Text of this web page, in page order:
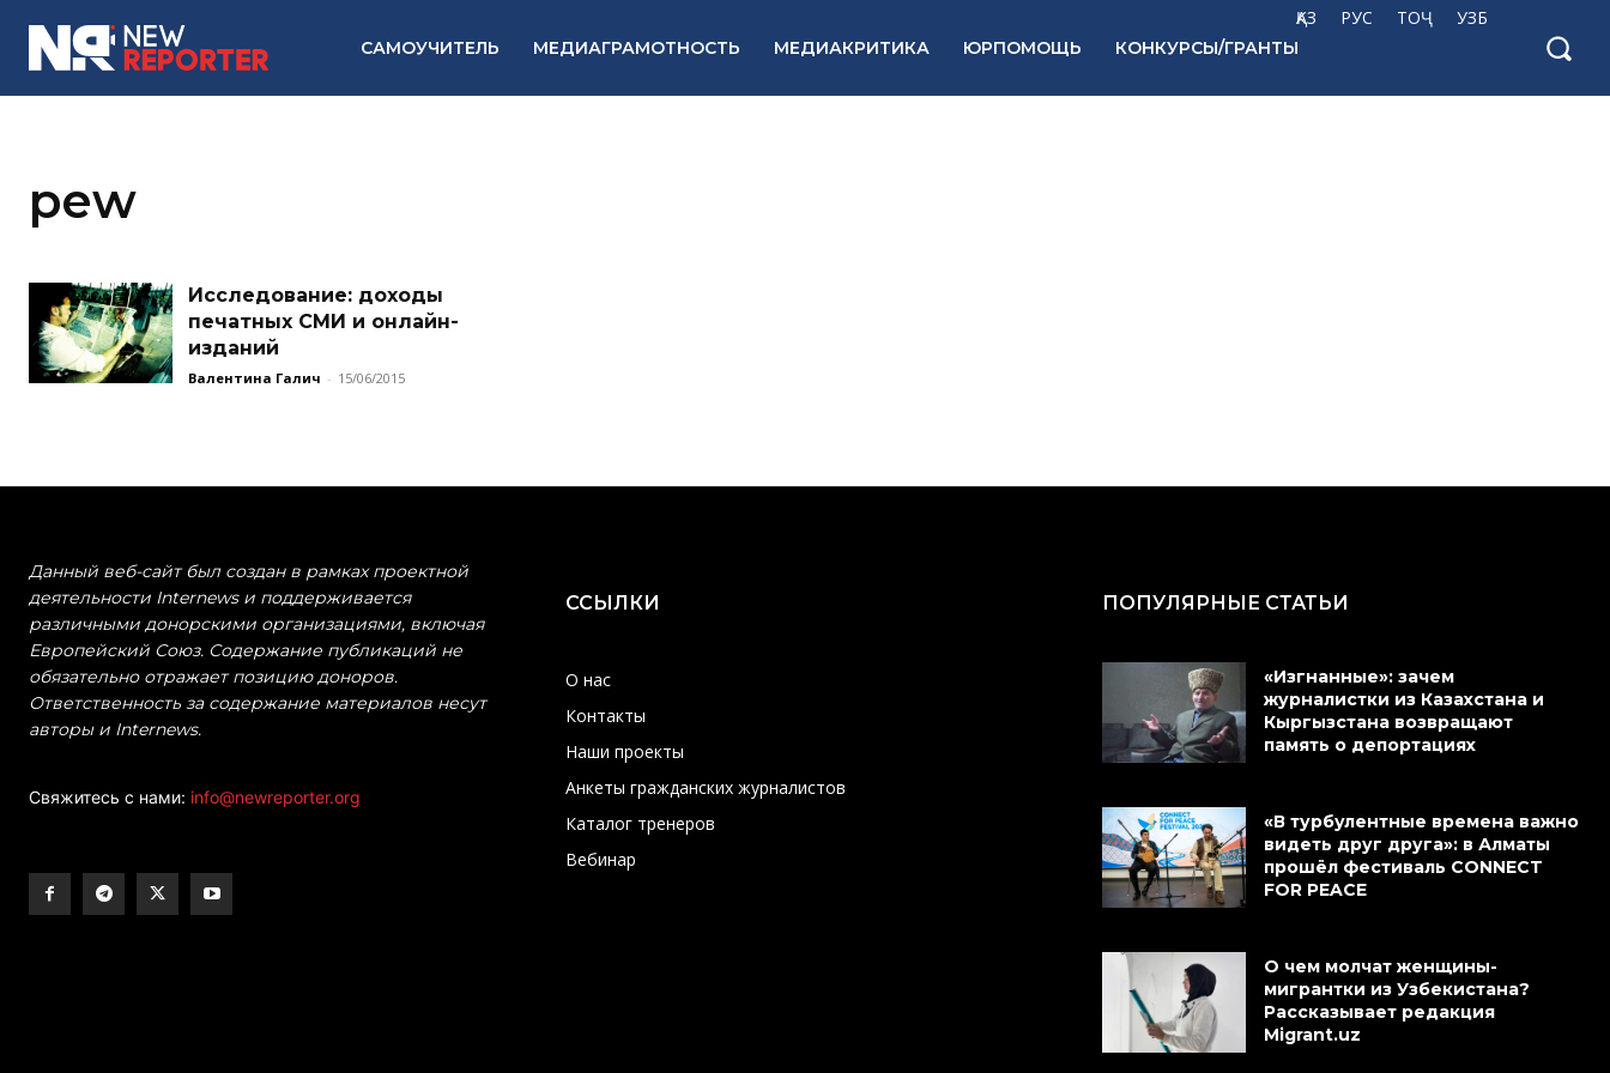
ҚАЗ РУС ТОҶ УЗБ
САМОУЧИТЕЛЬ МЕДИАГРАМОТНОСТЬ МЕДИАКРИТИКА ЮРПОМОЩЬ КОНКУРСЫ/ГРАНТЫ
pew
Исследование: доходы
печатных СМИ и онлайн-
изданий
Валентина Галич - 15/06/2015
Данный веб-сайт был создан в рамках проектной
деятельности Internews и поддерживается
различными донорскими организациями, включая
Европейский Союз. Содержание публикаций не
обязательно отражает позицию доноров.
Ответственность за содержание материалов несут
авторы и Internews.
Свяжитесь с нами: info@newreporter.org
ССЫЛКИ
О нас
Контакты
Наши проекты
Анкеты гражданских журналистов
Каталог тренеров
Вебинар
ПОПУЛЯРНЫЕ СТАТЬИ
«Изгнанные»: зачем
журналистки из Казахстана и
Кыргызстана возвращают
память о депортациях
«В турбулентные времена важно
видеть друг друга»: в Алматы
прошёл фестиваль CONNECT
FOR PEACE
О чем молчат женщины-
мигрантки из Узбекистана?
Рассказывает редакция
Migrant.uz